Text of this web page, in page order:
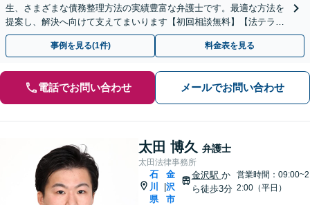
生、さまざまな債務整理方法の実績豊富な弁護士です。最適な方法を
提案し、解決へ向けて支えてまいります【初回相談無料】【法テラス
利用可】申立て費用の不安もご相談ください
事例を見る(1件) 料金表を見る
電話でお問い合わせ メールでお問い合わせ
太田 博久 弁護士
太田法律事務所
石
川
県
金
沢
市
金沢駅 か
ら徒歩3分
営業時間：09:00~2
2:00（平日）